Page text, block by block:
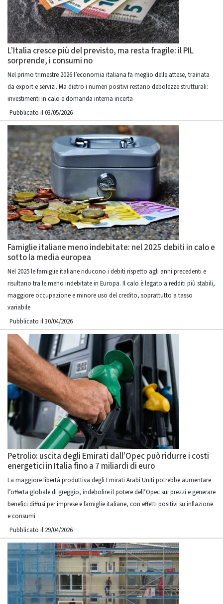
L’Italia cresce più del previsto, ma resta fragile: il PIL
sorprende, i consumi no
Nel primo trimestre 2026 l’economia italiana fa meglio delle attese, trainata
da export e servizi. Ma dietro i numeri positivi restano debolezze strutturali:
investimenti in calo e domanda interna incerta
Pubblicato il 03/05/2026
Famiglie italiane meno indebitate: nel 2025 debiti in calo e
sotto la media europea
Nel 2025 le famiglie italiane riducono i debiti rispetto agli anni precedenti e
risultano tra le meno indebitate in Europa. Il calo è legato a redditi più stabili,
maggiore occupazione e minore uso del credito, soprattutto a tasso
variabile
Pubblicato il 30/04/2026
Petrolio: uscita degli Emirati dall’Opec può ridurre i costi
energetici in Italia fino a 7 miliardi di euro
La maggiore libertà produttiva degli Emirati Arabi Uniti potrebbe aumentare
l’offerta globale di greggio, indebolire il potere dell’Opec sui prezzi e generare
benefici diffusi per imprese e famiglie italiane, con effetti positivi su inflazione
e consumi
Pubblicato il 29/04/2026